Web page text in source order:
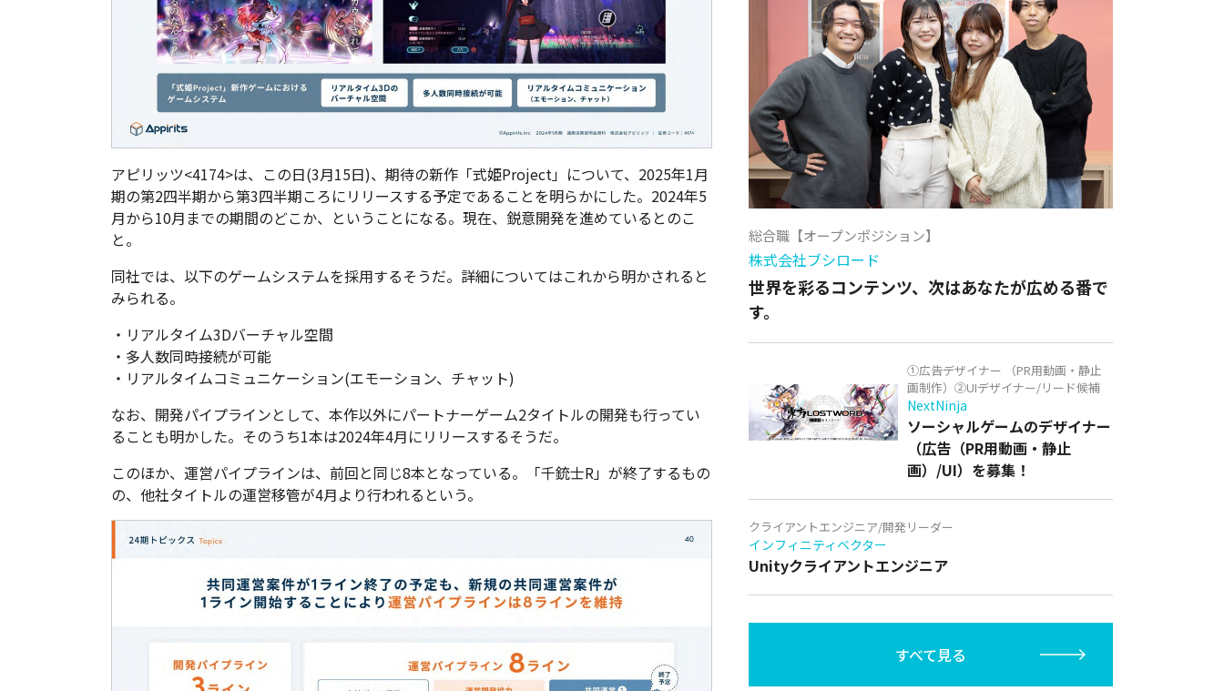
アピリッツ<4174>は、この日(3月15日)、期待の新作「式姫Project」について、2025年1月
期の第2四半期から第3四半期ころにリリースする予定であることを明らかにした。2024年5
月から10月までの期間のどこか、ということになる。現在、鋭意開発を進めているとのこ
と。
同社では、以下のゲームシステムを採用するそうだ。詳細についてはこれから明かされると
みられる。
・リアルタイム3Dバーチャル空間
・多人数同時接続が可能
・リアルタイムコミュニケーション(エモーション、チャット)
なお、開発パイプラインとして、本作以外にパートナーゲーム2タイトルの開発も行ってい
ることも明かした。そのうち1本は2024年4月にリリースするそうだ。
このほか、運営パイプラインは、前回と同じ8本となっている。「千銃士R」が終了するもの
の、他社タイトルの運営移管が4月より行われるという。
総合職【オープンポジション】
株式会社ブシロード
世界を彩るコンテンツ、次はあなたが広める番で
す。
①広告デザイナー （PR用動画・静止
画制作）②UIデザイナー/リード候補
NextNinja
ソーシャルゲームのデザイナー
（広告（PR用動画・静止
画）/UI）を募集！
クライアントエンジニア/開発リーダー
インフィニティベクター
Unityクライアントエンジニア
すべて見る